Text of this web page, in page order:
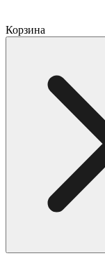
Корзина